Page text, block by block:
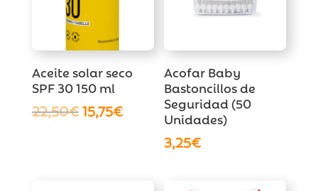
Aceite solar seco
SPF 30 150 ml
22,50€El
15,75€El
actual
Acofar Baby
Bastoncillos de
Seguridad (50
Unidades)
3,25€